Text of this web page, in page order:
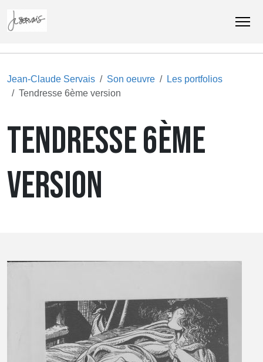
Jean-Claude Servais Son oeuvre
Les portfolios
Tendresse 6ème version
TENDRESSE 6ÈME
VERSION